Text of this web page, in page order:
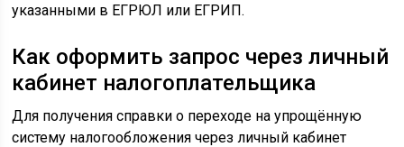
указанными в ЕГРЮЛ или ЕГРИП.
Как оформить запрос через личный
кабинет налогоплательщика
Для получения справки о переходе на упрощённую
систему налогообложения через личный кабинет